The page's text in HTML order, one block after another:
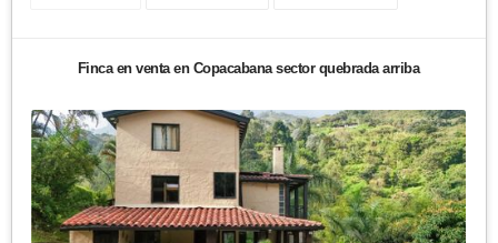
Finca en venta en Copacabana sector quebrada arriba